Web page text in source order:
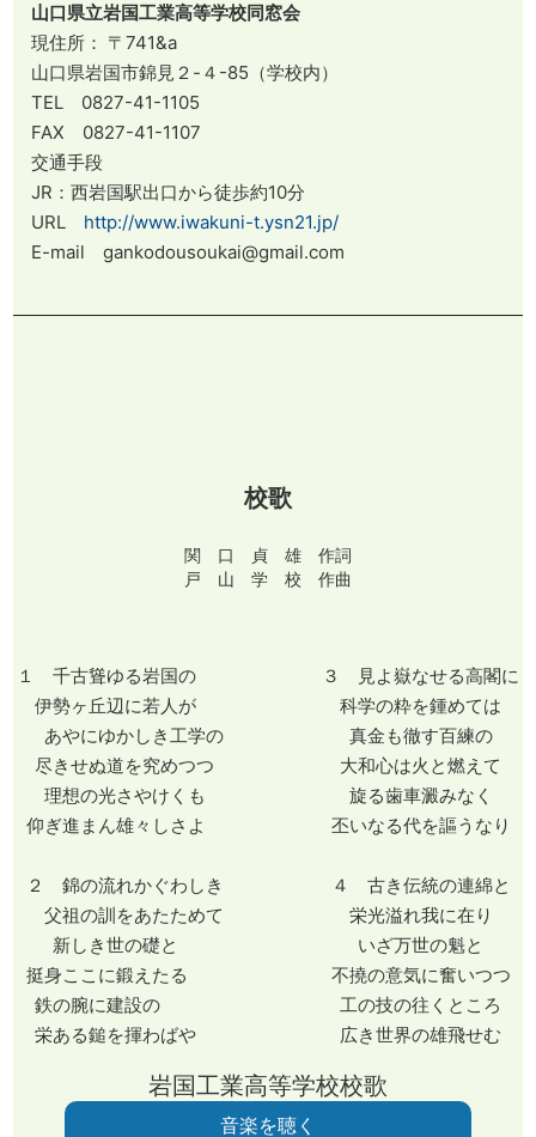
山口県立岩国工業高等学校同窓会
現住所： 〒741&a
山口県岩国市錦見２-４-85（学校内）
TEL 0827-41-1105
FAX 0827-41-1107
交通手段
JR：西岩国駅出口から徒歩約10分
URL http://www.iwakuni-t.ysn21.jp/
E-mail gankodousoukai@gmail.com
校歌
関 口 貞 雄 作詞
戸 山 学 校 作曲
１ 千古聳ゆる岩国の ３ 見よ嶽なせる高閣に
伊勢ヶ丘辺に若人が 科学の粋を鍾めては
あやにゆかしき工学の 真金も徹す百練の
尽きせぬ道を究めつつ 大和心は火と燃えて
理想の光さやけくも 旋る歯車澱みなく
仰ぎ進まん雄々しさよ 丕いなる代を謳うなり
２ 錦の流れかぐわしき ４ 古き伝統の連綿と
父祖の訓をあたためて 栄光溢れ我に在り
新しき世の礎と いざ万世の魁と
挺身ここに鍛えたる 不撓の意気に奮いつつ
鉄の腕に建設の 工の技の往くところ
栄ある鎚を揮わばや 広き世界の雄飛せむ
岩国工業高等学校校歌
音楽を聴く